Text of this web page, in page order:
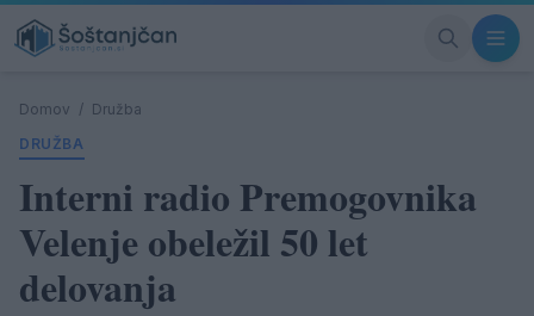
Domov / Družba
DRUŽBA
Interni radio Premogovnika
Velenje obeležil 50 let
delovanja